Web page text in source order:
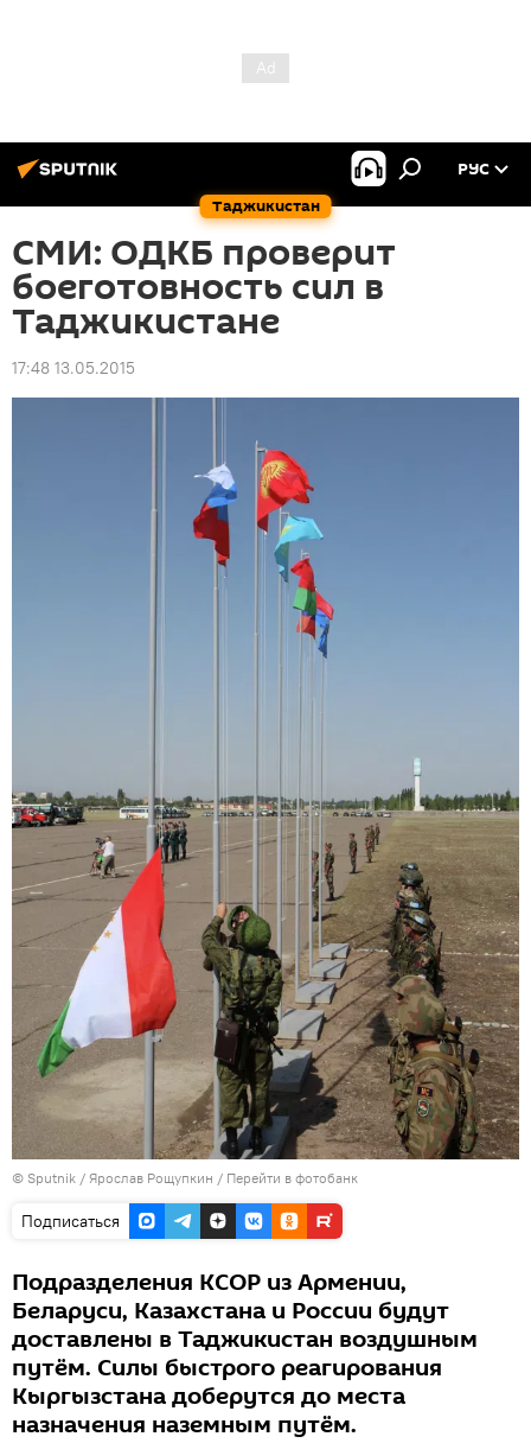
Таджикистан
РУС
СМИ: ОДКБ проверит
боеготовность сил в
Таджикистане
17:48 13.05.2015
© Sputnik / Ярослав Рощупкин / Перейти в фотобанк
Подписаться
Подразделения КСОР из Армении,
Беларуси, Казахстана и России будут
доставлены в Таджикистан воздушным
путём. Силы быстрого реагирования
Кыргызстана доберутся до места
назначения наземным путём.